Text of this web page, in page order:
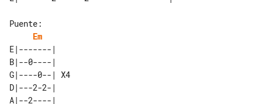
Puente:
Em
E|-------|
B|--0----|
G|----0--| X4
D|---2-2-|
A|--2----|